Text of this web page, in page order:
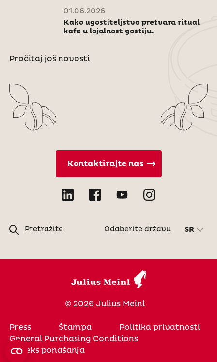
01.06.2026
Kako ugostiteljstvo pretvara ritual
kafe u lojalnost gostiju.
Pročitaj još novosti
Pretražite
Kontaktirajte nas
Odaberite državu SR
© 2026 Julius Meinl
Press Štampa
Politika privatnosti
General Purchasing Conditions
Kodeks ponašanja